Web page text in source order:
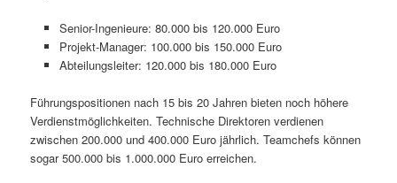
Senior-Ingenieure: 80.000 bis 120.000 Euro
Projekt-Manager: 100.000 bis 150.000 Euro
Abteilungsleiter: 120.000 bis 180.000 Euro
Führungspositionen nach 15 bis 20 Jahren bieten noch höhere
Verdienstmöglichkeiten. Technische Direktoren verdienen
zwischen 200.000 und 400.000 Euro jährlich. Teamchefs können
sogar 500.000 bis 1.000.000 Euro erreichen.